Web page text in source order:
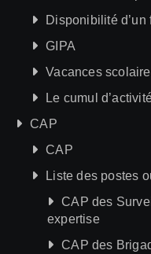
Disponibilité
GIPA
Vacances
Le cumul
CAP
CAP
Liste des postes
CAP des
expertise
CAP des